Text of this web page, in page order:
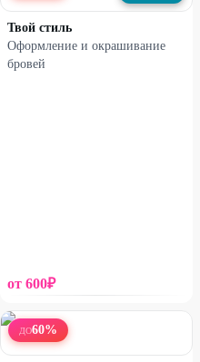
Твой стиль
Оформление и окрашивание
бровей
от 600₽
ДО60%